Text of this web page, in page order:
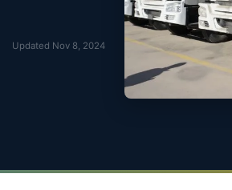
Updated Nov 8, 2024